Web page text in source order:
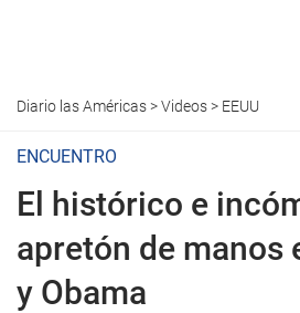
Diario las Américas>Videos> EEUU
ENCUENTRO
El histórico e
apretón de manos
y Obama